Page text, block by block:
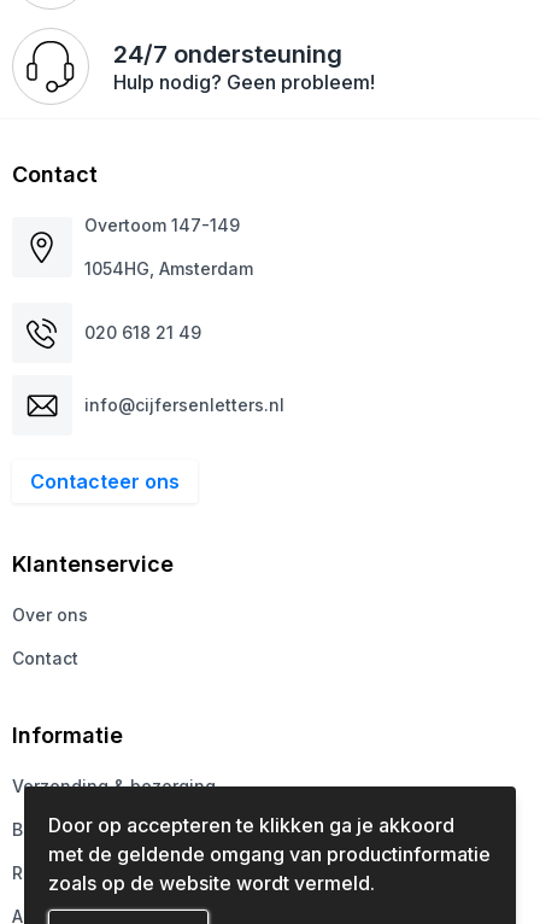
24/7 ondersteuning
Hulp nodig? Geen probleem!
Contact
Overtoom 147-149
1054HG, Amsterdam
020 618 21 49
info@cijfersenletters.nl
Contacteer ons
Klantenservice
Over ons
Contact
Informatie
Verzending & bezorging
Betaalmethoden
Retourneren
Aanleveren
Door op accepteren te klikken ga je akkoord
met de geldende omgang van productinformatie
zoals op de website wordt vermeld.